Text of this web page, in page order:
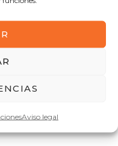
Aviso legal
PUBLICACIÓN
DE CANDIDATAS Y